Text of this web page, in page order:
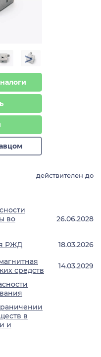
>
действителен до
во
26.06.2028
РЖД
18.03.2026
средств
14.03.2029
в
и